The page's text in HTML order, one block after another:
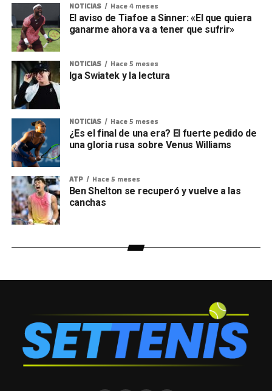
NOTICIAS Hace 4 meses
El aviso de Tiafoe a Sinner: «El que quiera
ganarme ahora va a tener que sufrir»
NOTICIAS Hace 5 meses
Iga Swiatek y la lectura
NOTICIAS Hace 5 meses
¿Es el final de una era? El fuerte pedido de
una gloria rusa sobre Venus Williams
ATP Hace 5 meses
Ben Shelton se recuperó y vuelve a las
canchas